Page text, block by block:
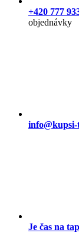
+420 777
objednávky
info@kupsi-
Je čas na